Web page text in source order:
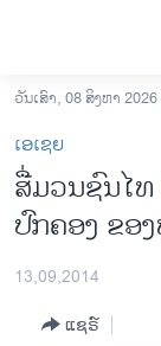
ເຂົ້າ
ຫາ
ຂ້າມ
ຂ້າມ
ຂ້າມ
ຫາ
ລາວ
ອາເມຣິກາ
ຂ່າວ​ຈີນ
ໂລກ
ວັນເສົາ, 08 ສິງຫາ 2026
ເອເຊຍ
ສື່ມວນຊົນໄ
ປົກຄອງ ຂອ
13,09,2014
ແຊຣ໌